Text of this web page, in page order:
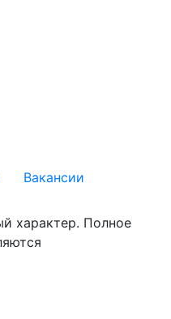
Вакансии
характер. Полное